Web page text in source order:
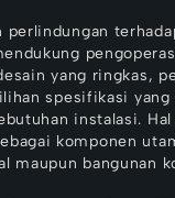
perlindungan
yang ringkas,
spesifikasi yang
instalasi.
komponen
maupun bangunan